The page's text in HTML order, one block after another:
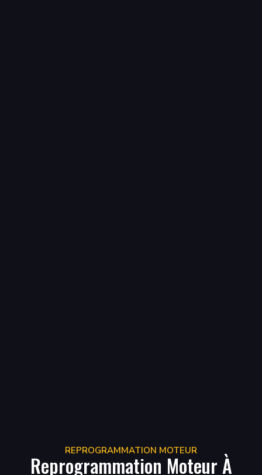
REPROGRAMMATION MOTEUR
Reprogrammation Moteur À